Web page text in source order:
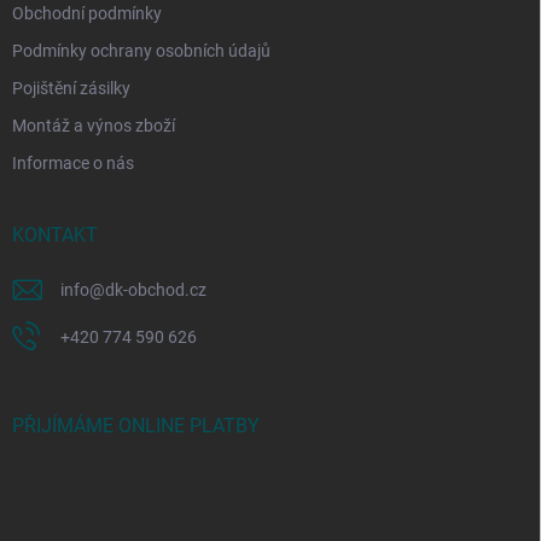
Obchodní podmínky
Podmínky ochrany osobních údajů
Pojištění zásilky
Montáž a výnos zboží
Informace o nás
KONTAKT
info@dk-obchod.cz
+420 774 590 626
PŘIJÍMÁME ONLINE PLATBY